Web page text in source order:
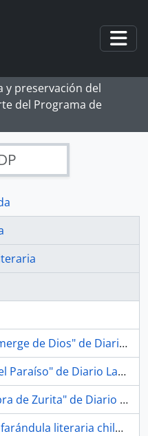
y preservación del
del Programa de
Dios" de Diario La Nación
de Diario La Nación
de Diario La Tercera
chilena" de Diario La Nación